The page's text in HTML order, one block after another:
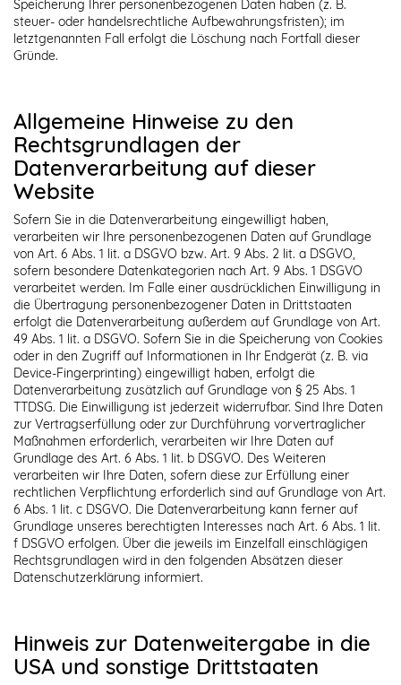
Speicherung Ihrer personenbezogenen Daten haben (z. B.
steuer- oder handelsrechtliche Aufbewahrungsfristen); im
letztgenannten Fall erfolgt die Löschung nach Fortfall dieser
Gründe.
Allgemeine Hinweise zu den
Rechtsgrundlagen der
Datenverarbeitung auf dieser
Website
Sofern Sie in die Datenverarbeitung eingewilligt haben,
verarbeiten wir Ihre personenbezogenen Daten auf Grundlage
von Art. 6 Abs. 1 lit. a DSGVO bzw. Art. 9 Abs. 2 lit. a DSGVO,
sofern besondere Datenkategorien nach Art. 9 Abs. 1 DSGVO
verarbeitet werden. Im Falle einer ausdrücklichen Einwilligung in
die Übertragung personenbezogener Daten in Drittstaaten
erfolgt die Datenverarbeitung außerdem auf Grundlage von Art.
49 Abs. 1 lit. a DSGVO. Sofern Sie in die Speicherung von Cookies
oder in den Zugriff auf Informationen in Ihr Endgerät (z. B. via
Device-Fingerprinting) eingewilligt haben, erfolgt die
Datenverarbeitung zusätzlich auf Grundlage von § 25 Abs. 1
TTDSG. Die Einwilligung ist jederzeit widerrufbar. Sind Ihre Daten
zur Vertragserfüllung oder zur Durchführung vorvertraglicher
Maßnahmen erforderlich, verarbeiten wir Ihre Daten auf
Grundlage des Art. 6 Abs. 1 lit. b DSGVO. Des Weiteren
verarbeiten wir Ihre Daten, sofern diese zur Erfüllung einer
rechtlichen Verpflichtung erforderlich sind auf Grundlage von Art.
6 Abs. 1 lit. c DSGVO. Die Datenverarbeitung kann ferner auf
Grundlage unseres berechtigten Interesses nach Art. 6 Abs. 1 lit.
f DSGVO erfolgen. Über die jeweils im Einzelfall einschlägigen
Rechtsgrundlagen wird in den folgenden Absätzen dieser
Datenschutzerklärung informiert.
Hinweis zur Datenweitergabe in die
USA und sonstige Drittstaaten